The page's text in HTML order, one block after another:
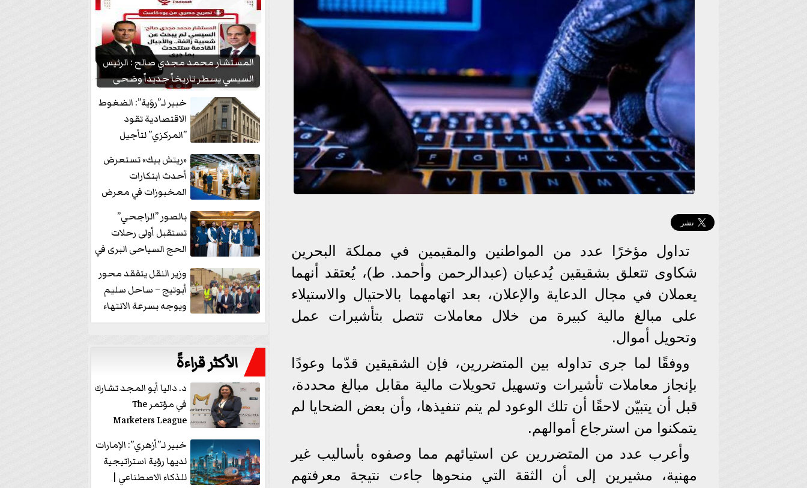
تداول مؤخرًا عدد من المواطنين والمقيمين في مملكة البحرين
شكاوى تتعلق بشقيقين يُدعيان (عبدالرحمن وأحمد. ط)، يُعتقد أنهما
يعملان في مجال الدعاية والإعلان، بعد اتهامهما بالاحتيال والاستيلاء
على مبالغ مالية كبيرة من خلال معاملات تتصل بتأشيرات عمل
وتحويل أموال.
ووفقًا لما جرى تداوله بين المتضررين، فإن الشقيقين قدّما وعودًا
بإنجاز معاملات تأشيرات وتسهيل تحويلات مالية مقابل مبالغ محددة،
قبل أن يتبيّن لاحقًا أن تلك الوعود لم يتم تنفيذها، وأن بعض الضحايا لم
يتمكنوا من استرجاع أموالهم.
وأعرب عدد من المتضررين عن استيائهم مما وصفوه بأساليب غير
مهنية، مشيرين إلى أن الثقة التي منحوها جاءت نتيجة معرفتهم
المستشار محمد مجدي صالح : الرئيس
السيسي يسطر تاريخاً جديداً وضحى
بشعبيته...
خبير لـ”رؤية”: الضغوط
الاقتصادية تقود
”المركزي” لتأجيل
«ريتش بيك» تستعرض
أحدث ابتكارات
المخبوزات في معرض
منتجات...
بالصور ”الراجحي”
تستقبل أولى رحلات
الحج السياحى البرى في
وزير النقل يتفقد محور
أبوتيج – ساحل سليم
ويوجه بسرعة الانتهاء
من...
الأكثر قراءةً
د. داليا أبو المجد تشارك
في مؤتمر The
Marketers League
وتدير جلسة...
خبير لـ”أزهري”: الإمارات
لديها رؤية استراتيجية
للذكاء الاصطناعي |